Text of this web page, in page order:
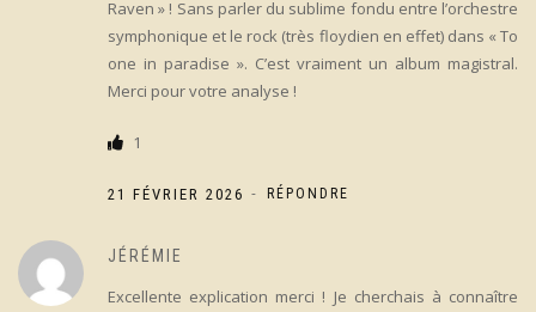
Raven » ! Sans parler du sublime fondu entre l’orchestre
symphonique et le rock (très floydien en effet) dans « To
one in paradise ». C’est vraiment un album magistral.
Merci pour votre analyse !
1
21 FÉVRIER 2026 - RÉPONDRE
JÉRÉMIE
Excellente explication merci ! Je cherchais à connaître